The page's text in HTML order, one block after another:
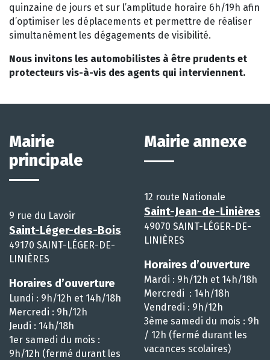
quinzaine de jours et sur l’amplitude horaire 6h/19h afin
d’optimiser les déplacements et permettre de réaliser
simultanément les dégagements de visibilité.
Nous invitons les automobilistes à être prudents et
protecteurs vis-à-vis des agents qui interviennent.
Mairie
principale
9 rue du Lavoir
Saint-Léger-des-Bois
49170 SAINT-LÉGER-DE-
LINIÈRES
Horaires d’ouverture
Lundi : 9h/12h et 14h/18h
Mercredi : 9h/12h
Jeudi : 14h/18h
1er samedi du mois :
9h/12h (fermé durant les
Mairie annexe
12 route Nationale
Saint-Jean-de-Linières
49070 SAINT-LÉGER-DE-
LINIÈRES
Horaires d’ouverture
Mardi : 9h/12h et 14h/18h
Mercredi : 14h/18h
Vendredi : 9h/12h
3ème samedi du mois : 9h
/ 12h (fermé durant les
vacances scolaires)